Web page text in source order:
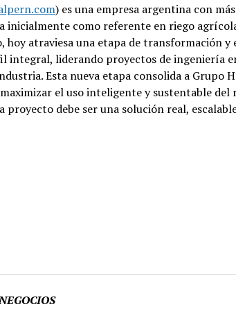
) es una empresa argentina con
inicialmente como referente en riego
atraviesa una etapa de transformación y
integral, liderando proyectos de ingeniería
Esta nueva etapa consolida a Grupo
el uso inteligente y sustentable
proyecto debe ser una solución real,